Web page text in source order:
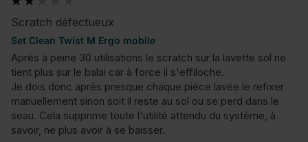
Scratch défectueux
Set Clean Twist M Ergo mobile
Après à peine 30 utilisations le scratch sur la lavette sol ne
tient plus sur le balai car à force il s'effiloche.
Je dois donc après presque chaque pièce lavée le refixer
manuellement sinon soit il reste au sol ou se perd dans le
seau. Cela supprime toute l'utilité attendu du système, à
savoir, ne plus avoir à se baisser.